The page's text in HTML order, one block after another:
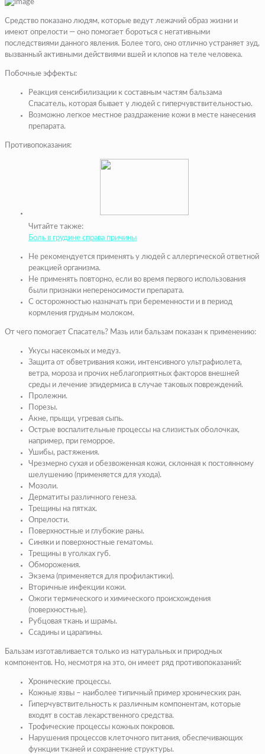
Средство показано людям, которые ведут лежачий образ жизни и
имеют опрелости — оно помогает бороться с негативными
последствиями данного явления. Более того, оно отлично устраняет зуд,
вызванный активными действиями вшей и клопов на теле человека.
Побочные эффекты:
Реакция сенсибилизации к составным частям бальзама
Спасатель, которая бывает у людей с гиперчувствительностью.
Возможно легкое местное раздражение кожи в месте нанесения
препарата.
Противопоказания:
Читайте также:
Боль в грудине справа причины
Не рекомендуется применять у людей с аллергической ответной
реакцией организма.
Не применять повторно, если во время первого использования
были признаки непереносимости препарата.
С осторожностью назначать при беременности и в период
кормления грудным молоком.
От чего помогает Спасатель? Мазь или бальзам показан к применению:
Укусы насекомых и медуз.
Защита от обветривания кожи, интенсивного ультрафиолета,
ветра, мороза и прочих неблагоприятных факторов внешней
среды и лечение эпидермиса в случае таковых повреждений.
Пролежни.
Порезы.
Акне, прыщи, угревая сыпь.
Острые воспалительные процессы на слизистых оболочках,
например, при геморрое.
Ушибы, растяжения.
Чрезмерно сухая и обезвоженная кожи, склонная к постоянному
шелушению (применяется для ухода).
Мозоли.
Дерматиты различного генеза.
Трещины на пятках.
Опрелости.
Поверхностные и глубокие раны.
Синяки и поверхностные гематомы.
Трещины в уголках губ.
Обморожения.
Экзема (применяется для профилактики).
Вторичные инфекции кожи.
Ожоги термического и химического происхождения
(поверхностные).
Рубцовая ткань и шрамы.
Ссадины и царапины.
Бальзам изготавливается только из натуральных и природных
компонентов. Но, несмотря на это, он имеет ряд противопоказаний:
Хронические процессы.
Кожные язвы – наиболее типичный пример хронических ран.
Гиперчувствительность к различным компонентам, которые
входят в состав лекарственного средства.
Трофические процессы кожных покровов.
Нарушения процессов клеточного питания, обеспечивающих
функции тканей и сохранение структуры.